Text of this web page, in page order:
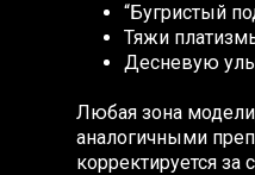
“Бугристый
Тяжи
Десневую
Любая зона
аналогичными
корректируется за